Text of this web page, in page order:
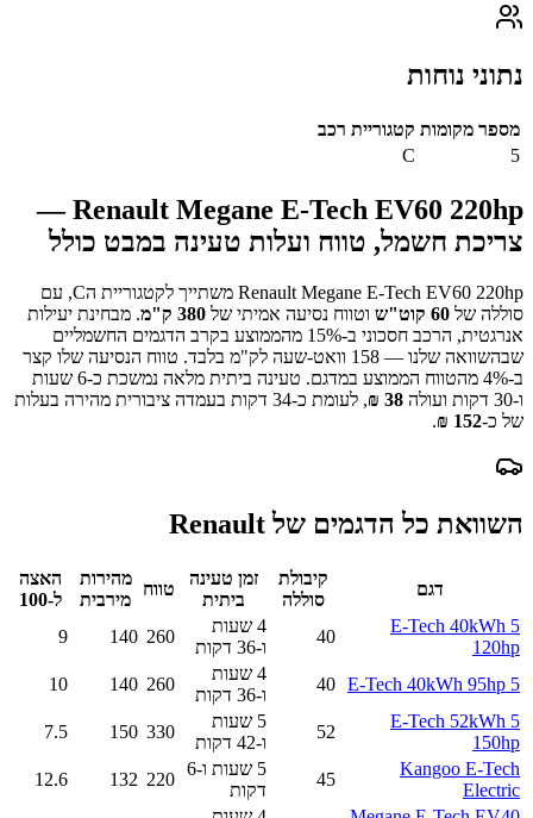
נתוני נוחות
מספר מקומות קטגוריית רכב
5
C
Renault Megane E-Tech EV60 220hp
—
צריכת חשמל, טווח ועלות טעינה במבט כולל
Renault Megane E-Tech EV60 220hp משתייך לקטגוריית הC, עם
סוללה של 60 קוט"ש וטווח נסיעה אמיתי של 380 ק"מ. מבחינת יעילות
אנרגטית, הרכב חסכוני ב-
15 % מהממוצע בקרב הדגמים החשמליים
שבהשוואה שלנו — 158 וואט-שעה לק"מ בלבד. טווח הנסיעה שלו קצר
ב-
4% מהטווח הממוצע במדגם. טעינה ביתית מלאה נמשכת כ-
6 שעות
ו-30 דקות
ועולה 38
₪, לעומת כ-34 דקות בעמדה ציבורית מהירה בעלות
של כ-152
₪
.
השוואת כל הדגמים שלRenault
דגם
קיבולת
סוללה
זמן טעינה
ביתית
טווח
מהירות
מירבית
האצה
ל-100
5 E-Tech 40kWh
120hp
40
4 שעות
ו-36 דקות
260
140
9
5 E-Tech 40kWh 95hp
40
4 שעות
ו-36 דקות
260
140
10
5 E-Tech 52kWh
150hp
52
5 שעות
ו-42 דקות
330
150
7.5
Kangoo E-Tech
Electric
45
5 שעות ו-6
דקות
220
132
12.6